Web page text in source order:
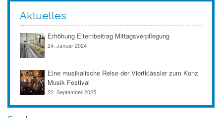
Aktuelles
Erhöhung Elternbeitrag Mittagsverpflegung
24. Januar 2024
Eine musikalische Reise der Viertklässler zum Konz
Musik Festival
22. September 2025